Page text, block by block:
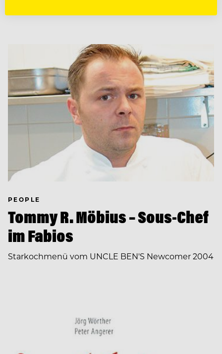
PEOPLE
Tommy R. Möbius – Sous-Chef
im Fabios
Starkochmenü vom UNCLE BEN'S Newcomer 2004